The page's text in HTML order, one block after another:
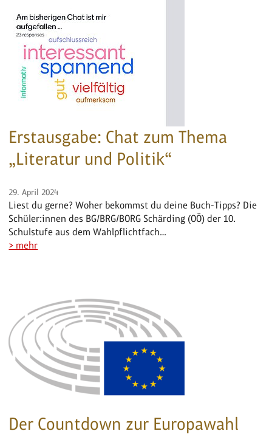
Erstausgabe: Chat zum Thema
„Literatur und Politik“
29. April 2024
Liest du gerne? Woher bekommst du deine Buch-Tipps? Die
Schüler:innen des BG/BRG/BORG Schärding (OÖ) der 10.
Schulstufe aus dem Wahlpflichtfach…
> mehr
Der Countdown zur Europawahl